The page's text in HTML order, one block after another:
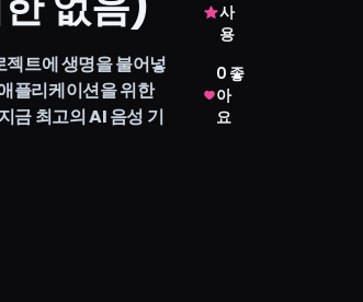
트에 생명을 불어넣
플리케이션을 위한
금 최고의 AI 음성 기
사
용
0 좋
아
요